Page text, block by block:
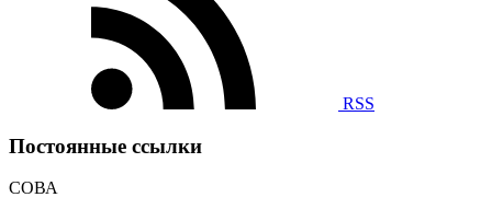
RSS
Постоянные ссылки
СОВА